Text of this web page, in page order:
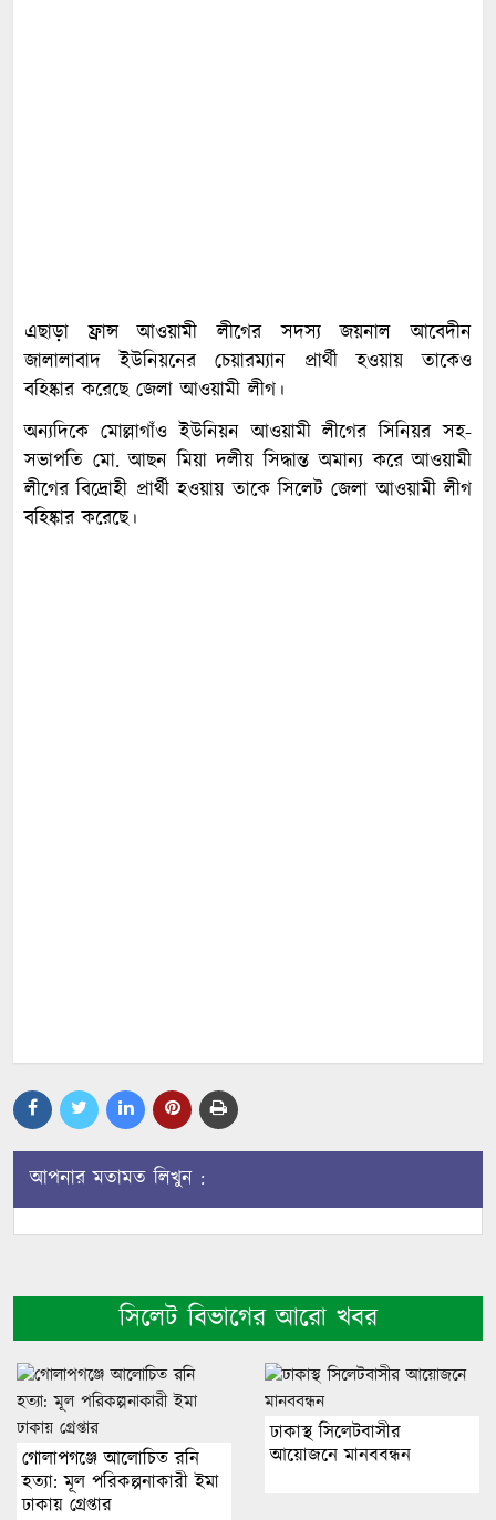
এছাড়া ফ্রান্স আওয়ামী লীগের সদস্য জয়নাল আবেদীন
জালালাবাদ ইউনিয়নের চেয়ারম্যান প্রার্থী হওয়ায় তাকেও
বহিষ্কার করেছে জেলা আওয়ামী লীগ।
অন্যদিকে মোল্লাগাঁও ইউনিয়ন আওয়ামী লীগের সিনিয়র সহ-
সভাপতি মো. আছন মিয়া দলীয় সিদ্ধান্ত অমান্য করে আওয়ামী
লীগের বিদ্রোহী প্রার্থী হওয়ায় তাকে সিলেট জেলা আওয়ামী লীগ
বহিষ্কার করেছে।
আপনার মতামত লিখুন :
সিলেট বিভাগের আরো খবর
গোলাপগঞ্জে আলোচিত রনি
হত্যা: মূল পরিকল্পনাকারী ইমা
ঢাকায় গ্রেপ্তার
ঢাকাস্থ সিলেটবাসীর
আয়োজনে মানববন্ধন